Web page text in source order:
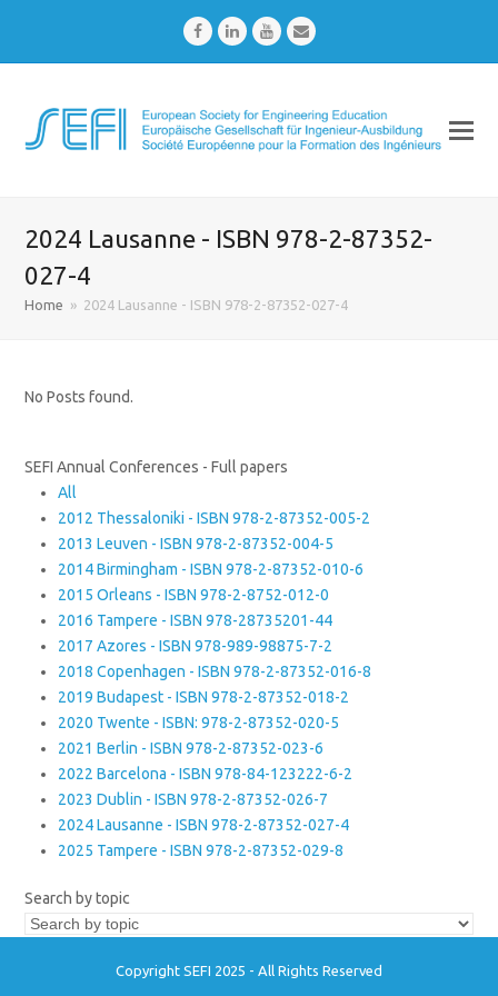
FacebookLinkedInYoutubeEmail
2024 Lausanne - ISBN 978-2-87352-
027-4
Home » 2024 Lausanne - ISBN 978-2-87352-027-4
No Posts found.
SEFI Annual Conferences - Full papers
All
2012 Thessaloniki - ISBN 978-2-87352-005-2
2013 Leuven - ISBN 978-2-87352-004-5
2014 Birmingham - ISBN 978-2-87352-010-6
2015 Orleans - ISBN 978-2-8752-012-0
2016 Tampere - ISBN 978-28735201-44
2017 Azores - ISBN 978-989-98875-7-2
2018 Copenhagen - ISBN 978-2-87352-016-8
2019 Budapest - ISBN 978-2-87352-018-2
2020 Twente - ISBN: 978-2-87352-020-5
2021 Berlin - ISBN 978-2-87352-023-6
2022 Barcelona - ISBN 978-84-123222-6-2
2023 Dublin - ISBN 978-2-87352-026-7
2024 Lausanne - ISBN 978-2-87352-027-4
2025 Tampere - ISBN 978-2-87352-029-8
Search by topic
Copyright SEFI 2025 - All Rights Reserved